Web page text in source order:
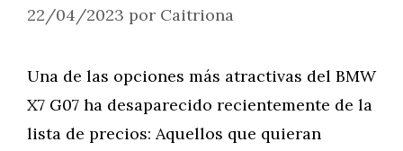
22/04/2023 por Caitriona
Una de las opciones más atractivas del BMW
X7 G07 ha desaparecido recientemente de la
lista de precios: Aquellos que quieran